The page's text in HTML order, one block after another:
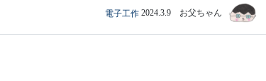
電子工作 2024.3.9 お父ちゃん